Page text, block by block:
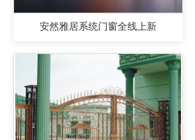
安然雅居系统门窗全线上新